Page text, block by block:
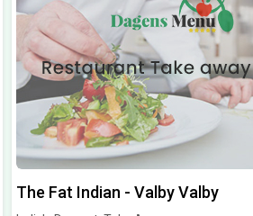
The Fat Indian - Valby Valby